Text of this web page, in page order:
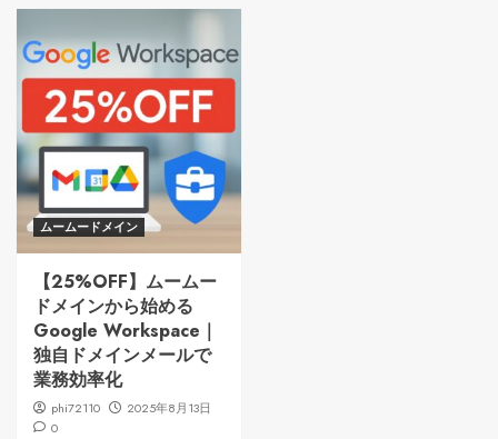
ムームードメイン
【25%OFF】ムームー
ドメインから始める
Google Workspace｜
独自ドメインメールで
業務効率化
phi72110
2025年8月13日
0